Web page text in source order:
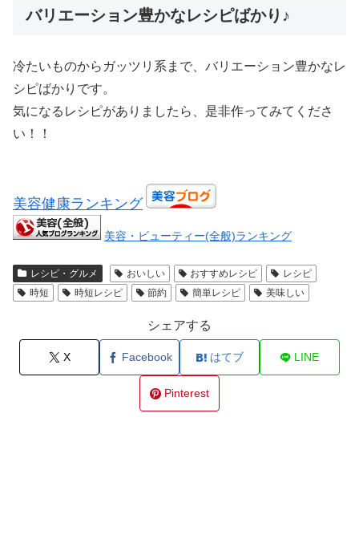
バリエーション豊かなレシピばかり♪
冷たいものからガッツリ系まで、バリエーション豊かなレ
シピばかりです。
気になるレシピがありましたら、是非作ってみてくださ
い！！
美容健康ランキング
美容・ビューティー(全般)ランキング
レシピ・グルメ おいしい おすすめレシピ
レシピ
時短
時短レシピ 節約 簡単レシピ 美味しい
シェアする
X Facebook はてブ LINE
Pinterest